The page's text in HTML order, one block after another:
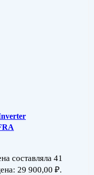
составляла 41
29 900,00 ₽.